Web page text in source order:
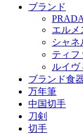
ブランド
PRADA
エルメ
シャネ
ティフ
ルイヴ
ブランド食
万年筆
中国切手
刀剣
切手